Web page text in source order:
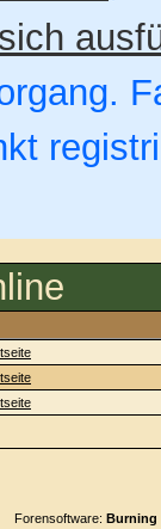
Forensoftware: Burning